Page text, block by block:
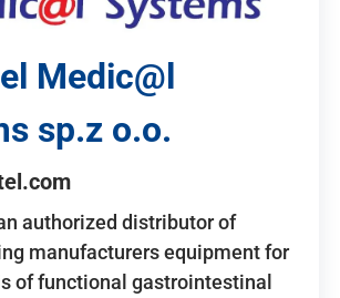
Medic@l
sp.z o.o.
authorized distributor of
manufacturers equipment for
of functional gastrointestinal